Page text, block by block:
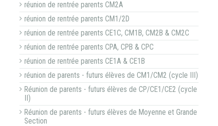
réunion de rentrée parents CM2A
réunion de rentrée parents CM1/2D
réunion de rentrée parents CE1C, CM1B, CM2B & CM2C
réunion de rentrée parents CPA, CPB & CPC
réunion de rentrée parents CE1A & CE1B
réunion de parents - futurs élèves de CM1/CM2 (cycle III)
Réunion de parents - futurs élèves de CP/CE1/CE2 (cycle
II)
Réunion de parents - futurs élèves de Moyenne et Grande
Section